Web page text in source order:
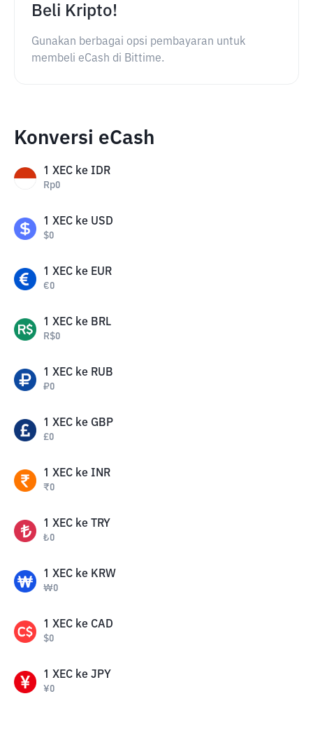
Beli Kripto!
Gunakan berbagai opsi pembayaran untuk
membeli eCash di Bittime.
Konversi eCash
1 XEC ke IDR
Rp0
1 XEC ke USD
$0
1 XEC ke EUR
€0
1 XEC ke BRL
R$0
1 XEC ke RUB
₽0
1 XEC ke GBP
£0
1 XEC ke INR
₹0
1 XEC ke TRY
₺0
1 XEC ke KRW
₩0
1 XEC ke CAD
$0
1 XEC ke JPY
¥0